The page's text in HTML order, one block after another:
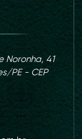
Noronha, 41
PE - CEP